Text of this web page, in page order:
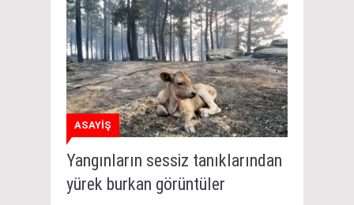
ASAYİŞ
Yangınların sessiz tanıklarından
yürek burkan görüntüler